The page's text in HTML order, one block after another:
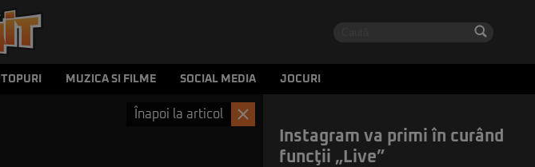
MUZICA SI FILME SOCIAL MEDIA JOCURI
Înapoi la articol
Instagram va primi în curând
funcţii „Live”